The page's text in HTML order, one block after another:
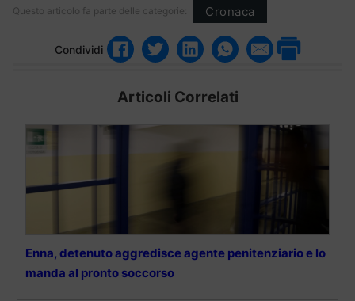
Questo articolo fa parte delle categorie: Cronaca
Condividi
Articoli Correlati
Enna, detenuto aggredisce agente penitenziario e lo
manda al pronto soccorso